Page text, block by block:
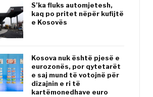
S’ka fluks automjetesh,
kaq po pritet nëpër kufijtë
e Kosovës
Kosova nuk është pjesë e
eurozonës, por qytetarët
e saj mund të votojnë për
dizajnin e ri të
kartëmonedhave euro